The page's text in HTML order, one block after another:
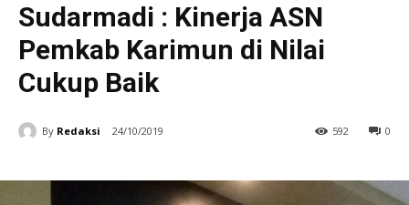
Sudarmadi : Kinerja ASN
Pemkab Karimun di Nilai
Cukup Baik
By Redaksi 24/10/2019 0
592